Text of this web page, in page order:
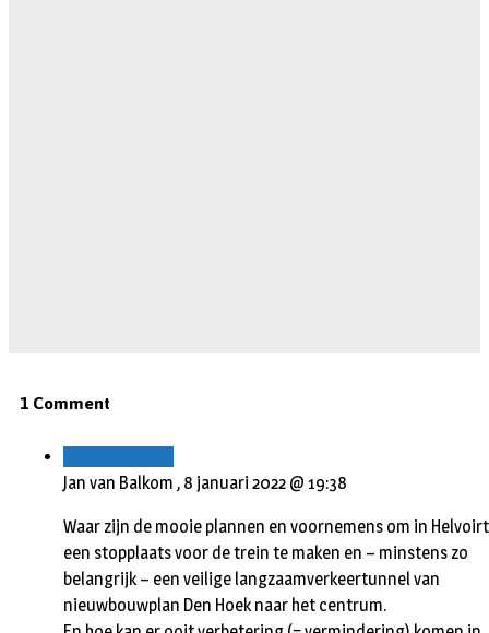
1 Comment
Jan van Balkom , 8 januari 2022 @ 19:38
Waar zijn de mooie plannen en voornemens om in Helvoirt
een stopplaats voor de trein te maken en – minstens zo
belangrijk – een veilige langzaamverkeertunnel van
nieuwbouwplan Den Hoek naar het centrum.